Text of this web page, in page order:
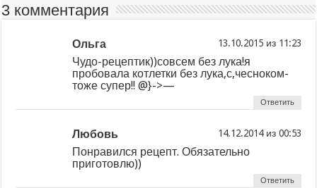
3 комментария
Ольга из
Чудо-рецептик))совсем без лука!я
пробовала котлетки без лука,с,чесноком-
тоже супер!! @}->—
Ответить
Любовь из
Понравился рецепт. Обязательно
приготовлю))
Ответить